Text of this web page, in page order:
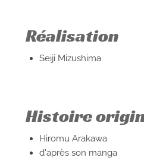
Réalisation
Seiji Mizushima
Histoire
Hiromu Arakawa
d'après son manga